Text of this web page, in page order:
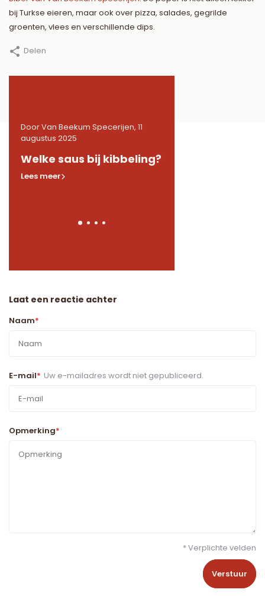
bij Turkse eieren, maar ook over pizza, salades, gegrilde
groenten, vlees en verschillende dips.
Delen
Door Van Beekum Specerijen, 11
augustus 2025
Welke saus bij kibbeling?
Lees meer
Laat een reactie achter
Naam*
E-mail* Uw e-mailadres wordt niet gepubliceerd.
Opmerking*
* Verplichte velden
Verstuur